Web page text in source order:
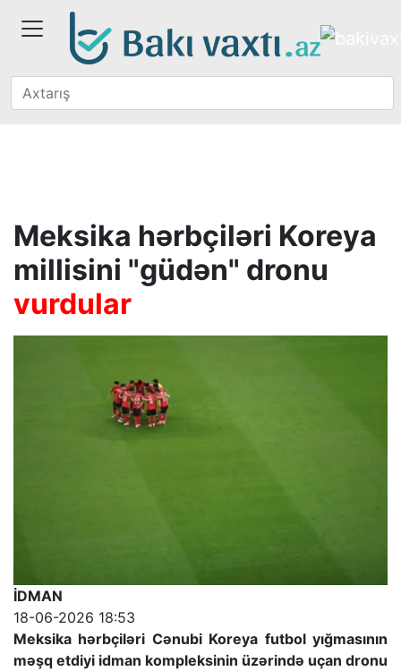
Meksika hərbçiləri Koreya
millisini "güdən" dronu
vurdular
İDMAN
18-06-2026 18:53
Meksika hərbçiləri Cənubi Koreya futbol yığmasının
məşq etdiyi idman kompleksinin üzərində uçan dronu